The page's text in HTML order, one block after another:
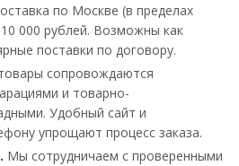
по Москве (в пределах
000 рублей. Возможны как
поставки по договору.
сопровождаются
и товарно-
Удобный сайт и
упрощают процесс заказа.
Мы сотрудничаем с проверенными